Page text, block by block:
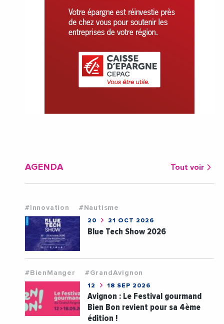
AGENDA Tout voir
#Innovation #Nautisme
20 21 OCT 2026
Blue Tech Show 2026
#BienManger #GrandAvignon
12 18 SEP 2026
Avignon : Le Festival gourmand
Bien Bon revient pour sa 4ème
édition !